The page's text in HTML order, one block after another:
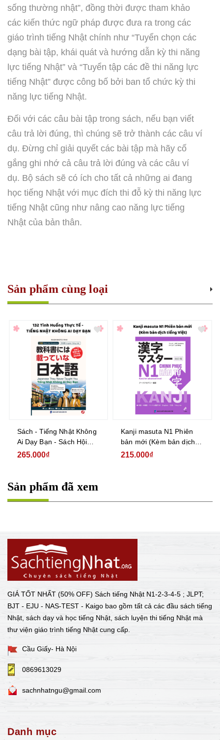
sống thường nhật”, đồng thời được tham khảo
các kiến thức ngữ pháp được đưa ra trong các
giáo trình tiếng Nhật chính như “Tuyển chọn các
dạng bài tập, khái quát và hướng dẫn kỳ thi năng
lực tiếng Nhật” và “Tuyển tập các đề thi năng lực
tiếng Nhật” được công bố bởi ban tổ chức kỳ thi
năng lực tiếng Nhật.
Đối với các câu bài tập trong sách, nếu bạn viết
câu trả lời đúng, thì chúng sẽ trở thành các câu ví
dụ. Đừng chỉ giải quyết các bài tập mà hãy cố
gắng ghi nhớ cả câu trả lời đúng và các câu ví
dụ. Bộ sách sẽ có ích cho tất cả những ai đang
học tiếng Nhật với mục đích thi đỗ kỳ thi năng lực
tiếng Nhật cũng như nâng cao năng lực tiếng
Nhật của bản thân.
Sản phẩm cùng loại
Sách - Tiếng Nhật Không
Ai Dạy Bạn - Sách Hội
Thoại Tam Ngữ Nhật Anh
265.000₫
Kanji masuta N1 Phiên
bản mới (Kèm bản dịch
tiếng Việt)
215.000₫
Sản phẩm đã xem
GIÁ TỐT NHẤT (50% OFF) Sách tiếng Nhật N1-2-3-4-5 ; JLPT;
BJT - EJU - NAS-TEST - Kaigo bao gồm tất cả các đầu sách tiếng
Nhật, sách dạy và học tiếng Nhật, sách luyện thi tiếng Nhật mà
thư viện giáo trình tiếng Nhật cung cấp.
Cầu Giấy- Hà Nội
0869613029
sachnhatngu@gmail.com
Danh mục